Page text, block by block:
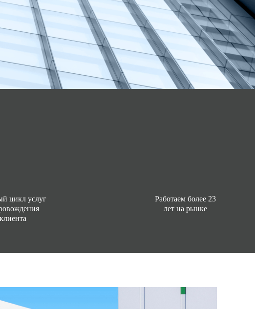
цикл услуг
клиента
Работаем более 23
лет на рынке